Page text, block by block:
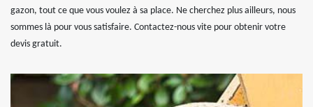
gazon, tout ce que vous voulez à sa place. Ne cherchez plus ailleurs, nous
sommes là pour vous satisfaire. Contactez-nous vite pour obtenir votre
devis gratuit.